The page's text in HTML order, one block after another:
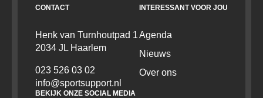
CONTACT
Henk van Turnhoutpad 1
2034 JL Haarlem
023 526 03 02
info@sportsupport.nl
INTERESSANT VOOR JOU
Agenda
Nieuws
Over ons
BEKIJK ONZE SOCIAL MEDIA